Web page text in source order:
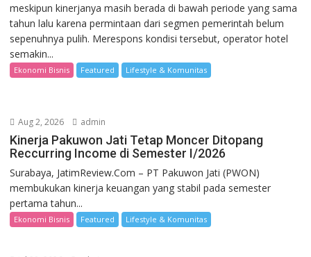
meskipun kinerjanya masih berada di bawah periode yang sama
tahun lalu karena permintaan dari segmen pemerintah belum
sepenuhnya pulih. Merespons kondisi tersebut, operator hotel
semakin...
Ekonomi Bisnis Featured Lifestyle & Komunitas
Aug 2, 2026 admin
Kinerja Pakuwon Jati Tetap Moncer Ditopang
Reccurring Income di Semester I/2026
Surabaya, JatimReview.Com – PT Pakuwon Jati (PWON)
membukukan kinerja keuangan yang stabil pada semester
pertama tahun...
Ekonomi Bisnis Featured Lifestyle & Komunitas